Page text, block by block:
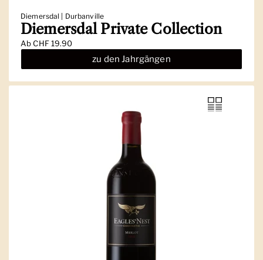
Diemersdal | Durbanville
Diemersdal Private Collection
AbCHF 19.90
zu den Jahrgängen